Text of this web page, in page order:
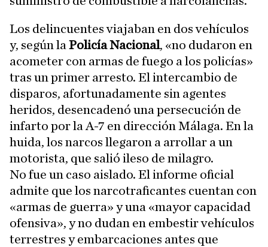
Los delincuentes viajaban en dos vehículos
y, según la Policía Nacional, «no dudaron en
acometer con armas de fuego a los policías»
tras un primer arresto. El intercambio de
disparos, afortunadamente sin agentes
heridos, desencadenó una persecución de
infarto por la A-7 en dirección Málaga. En la
huida, los narcos llegaron a arrollar a un
motorista, que salió ileso de milagro.
No fue un caso aislado. El informe oficial
admite que los narcotraficantes cuentan con
«armas de guerra» y una «mayor capacidad
ofensiva», y no dudan en embestir vehículos
terrestres y embarcaciones antes que